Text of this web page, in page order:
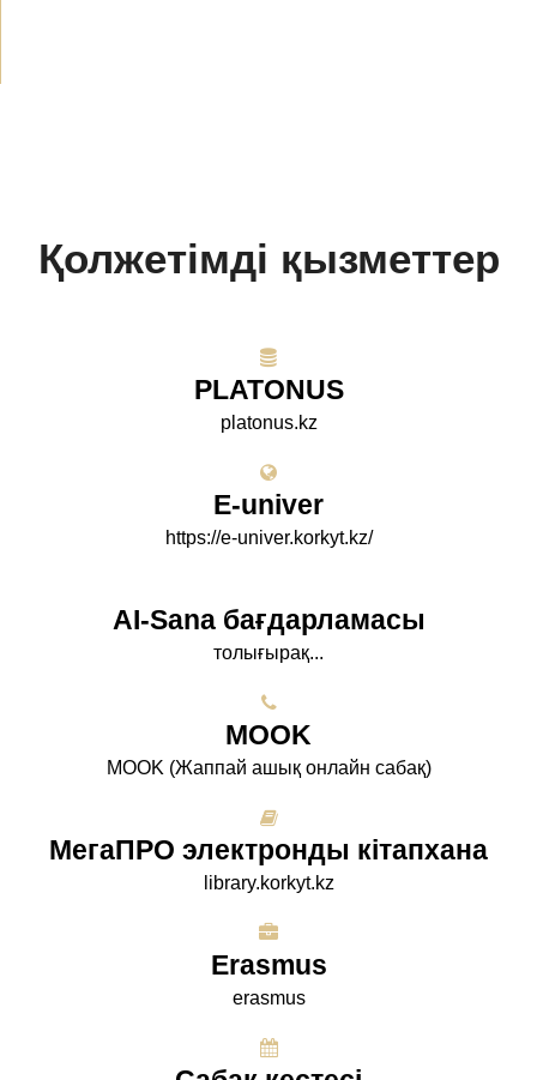
Қолжетімді қызметтер
PLATONUS
platonus.kz
E-univer
https://e-univer.korkyt.kz/
AI-Sana бағдарламасы
толығырақ...
МООK
МООK (Жаппай ашық онлайн сабақ)
МегаПРО электронды кітапхана
library.korkyt.kz
Erasmus
erasmus